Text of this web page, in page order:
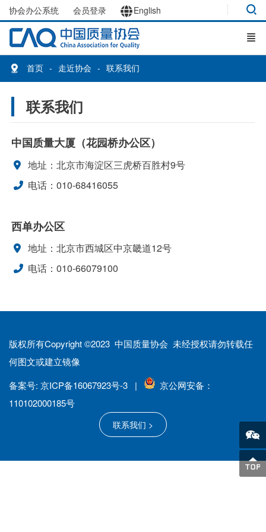
协会办公系统 会员登录 English
首页 走近协会 联系我们
联系我们
中国质量大厦（花园桥办公区）
地址：北京市海淀区三虎桥百胜村9号
电话：010-68416055
西单办公区
地址：北京市西城区中京畿道12号
电话：010-66079100
版权所有Copyright ©2023 中国质量协会 未经授权请勿转载任
何图文或建立镜像
备案号: 京ICP备16067923号-3 |
京公网安备：
110102000185号
联系我们 >